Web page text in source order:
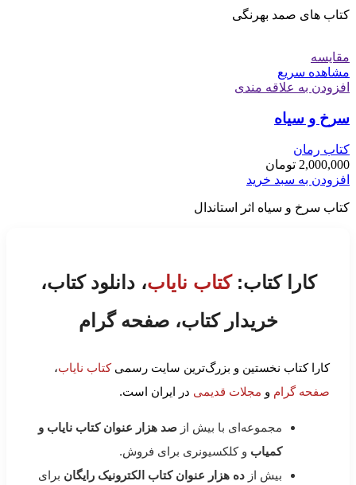
کتاب های صمد بهرنگی
مقایسه
مشاهده سریع
افزودن به علاقه مندی
سرخ و سیاه
کتاب رمان
2,000,000 تومان
افزودن به سبد خرید
کتاب سرخ و سیاه اثر استاندال
کارا کتاب:کتاب نایاب، دانلود کتاب،
خریدار کتاب، صفحه گرام
کارا کتاب نخستین و بزرگ‌ترین سایت رسمیکتاب نایاب،
صفحه گرام و مجلات قدیمی در ایران است.
مجموعه‌ای با بیش از صد هزار عنوان کتاب نایاب و
کمیاب و کلکسیونری برای فروش.
بیش از ده هزار عنوان کتاب الکترونیک رایگان برای